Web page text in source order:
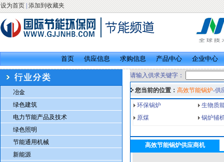
设为首页 添加到收藏夹
首页 供应信息 求购信息 产品中心 企业中心
冶金
绿色建筑
电力节能产品及技术
绿色照明
节能通用机械
新能源
请输入供求关键字：
您当前的位置： 高效节能锅炉-供
环保锅炉
生物质
原煤
锅炉辅
高效节能锅炉供应商机